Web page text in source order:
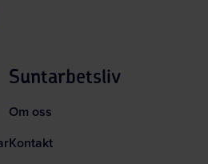
Suntarbetsliv
Om oss
Kontakt